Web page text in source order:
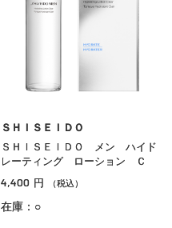
ＳＨＩＳＥＩＤＯ
ＳＨＩＳＥＩＤＯ メン ハイド
レーティング ローション Ｃ
4,400 円 （税込）
在庫：○